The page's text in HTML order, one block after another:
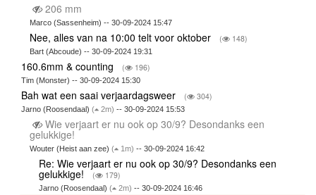
206 mm
Marco (Sassenheim) -- 30-09-2024 15:47
Nee, alles van na 10:00 telt voor oktober ( 148)
Bart (Abcoude) -- 30-09-2024 19:31
160.6mm & counting ( 196)
Tim (Monster) -- 30-09-2024 15:30
Bah wat een saai verjaardagsweer ( 304)
Jarno (Roosendaal) ( 2m) -- 30-09-2024 15:53
Wie verjaart er nu ook op 30/9? Desondanks een
gelukkige!
Wouter (Heist aan zee)( 1m) -- 30-09-2024 16:42
Re: Wie verjaart er nu ook op 30/9? Desondanks een
gelukkige! ( 179)
Jarno (Roosendaal) ( 2m) -- 30-09-2024 16:46